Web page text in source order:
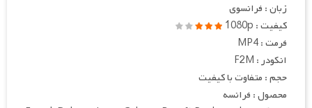
زبان : فرانسوی
کیفیت : 1080p
فرمت : MP4
انکودر : F2M
حجم : متفاوت با کیفیت
محصول : فرانسه